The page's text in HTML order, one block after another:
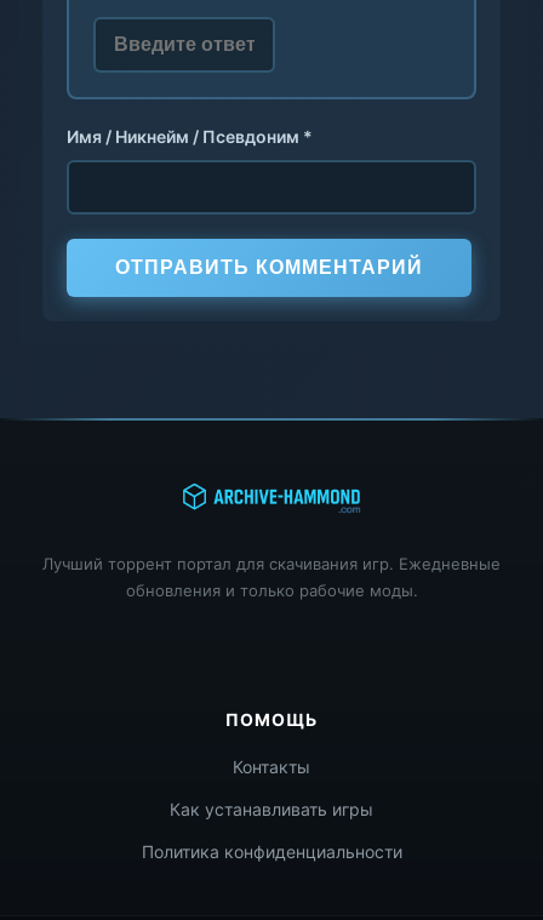
Имя / Никнейм / Псевдоним *
ОТПРАВИТЬ КОММЕНТАРИЙ
Лучший торрент портал для скачивания игр. Ежедневные
обновления и только рабочие моды.
ПОМОЩЬ
Контакты
Как устанавливать игры
Политика конфиденциальности